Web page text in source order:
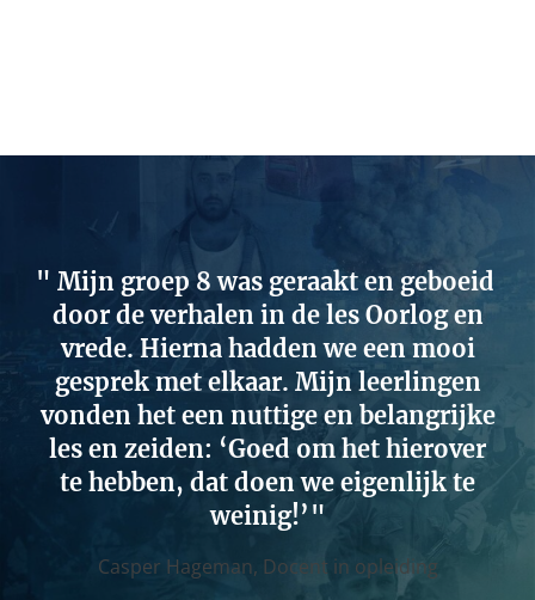
Mijn groep 8 was geraakt en geboeid
door de verhalen in de les Oorlog en
vrede. Hierna hadden we een mooi
gesprek met elkaar. Mijn leerlingen
vonden het een nuttige en belangrijke
les en zeiden: ‘Goed om het hierover
te hebben, dat doen we eigenlijk te
weinig!’
Casper Hageman, Docent in opleiding